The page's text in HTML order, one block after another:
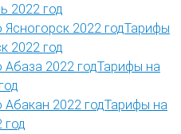
2022 год
Тарифы
2022 год
Тарифы на
Тарифы на
год